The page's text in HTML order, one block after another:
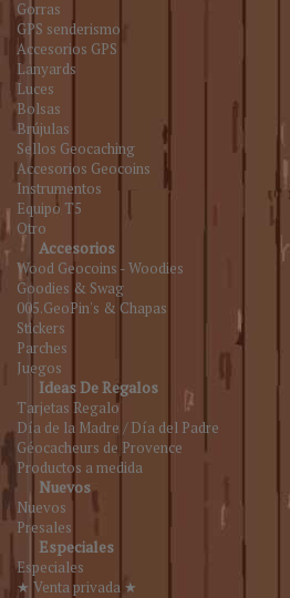
Gorras
GPS senderismo
Accesorios GPS
Lanyards
Luces
Bolsas
Brújulas
Sellos Geocaching
Accesorios Geocoins
Instrumentos
Equipo T5
Otro
Accesorios
Wood Geocoins - Woodies
Goodies & Swag
005.GeoPin's & Chapas
Stickers
Parches
Juegos
Ideas De Regalos
Tarjetas Regalo
Día de la Madre / Día del Padre
Géocacheurs de Provence
Productos a medida
Nuevos
Nuevos
Presales
Especiales
Especiales
★ Venta privada ★